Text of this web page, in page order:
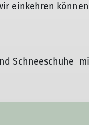
einkehren
Schneeschuhe